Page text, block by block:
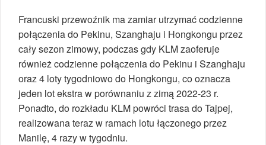
Francuski przewoźnik ma zamiar utrzymać codzienne
połączenia do Pekinu, Szanghaju i Hongkongu przez
cały sezon zimowy, podczas gdy KLM zaoferuje
również codzienne połączenia do Pekinu i Szanghaju
oraz 4 loty tygodniowo do Hongkongu, co oznacza
jeden lot ekstra w porównaniu z zimą 2022-23 r.
Ponadto, do rozkładu KLM powróci trasa do Tajpej,
realizowana teraz w ramach lotu łączonego przez
Manilę, 4 razy w tygodniu.